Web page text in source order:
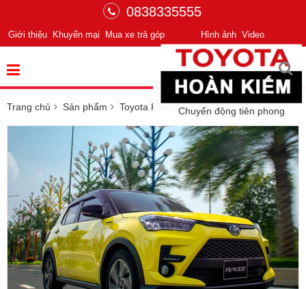
0838335555
Hình ảnh Video
Giới thiệu Khuyến mại Mua xe trả góp
Chuyển động tiên phong
Trang chủ Sản phẩm Toyota Raize